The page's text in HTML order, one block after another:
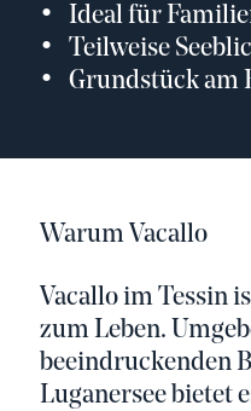
Ideal für
Teilweise
Grundstück am
Warum Vacallo
Vacallo im Tessin
zum Leben.
beeindruckenden
Luganersee bietet